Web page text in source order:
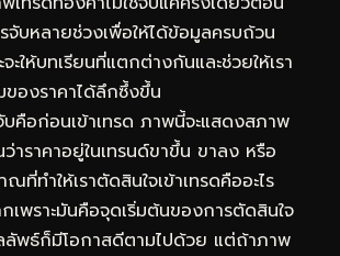
จับหลายช่วงเพื่อให้ได้ข้อมูลครบถ้วน
ะให้บทเรียนที่แตกต่างกันและช่วยให้เรา
ของราคาได้ลึกซึ้งขึ้น
คือก่อนเข้าเทรด ภาพนี้จะแสดงสภาพ
าราคาอยู่ในเทรนด์ขาขึ้น ขาลง หรือ
ทำให้เราตัดสินใจเข้าเทรดคืออะไร
พราะมันคือจุดเริ่มต้นของการตัดสินใจ
พธ์ก็มีโอกาสดีตามไปด้วย แต่ถ้าภาพ